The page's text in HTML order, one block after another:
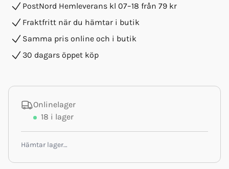
PostNord Hemleverans kl 07–18 från 79 kr
Fraktfritt när du hämtar i butik
Samma pris online och i butik
30 dagars öppet köp
Onlinelager
18 i lager
Hämtar lager…